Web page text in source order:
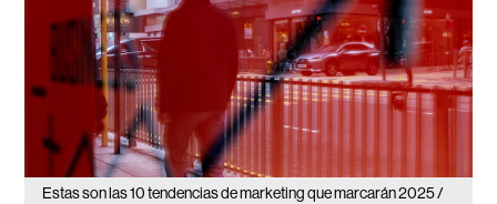
Estas son las 10 tendencias de marketing que marcarán 2025 /